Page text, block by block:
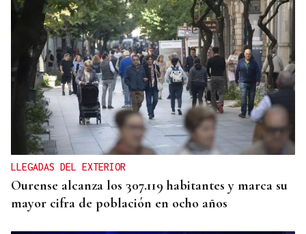
"CAPACIDAD CRÍTICA"
El reparto de menores de Ceuta abre una crisis
entre Gobierno y comunidades
LLEGADAS DEL EXTERIOR
Ourense alcanza los 307.119 habitantes y marca su
mayor cifra de población en ocho años